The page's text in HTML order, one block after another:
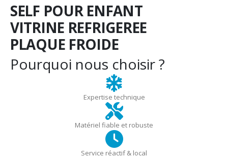
SELF POUR ENFANT
VITRINE REFRIGEREE
PLAQUE FROIDE
Pourquoi nous choisir ?
Expertise technique
Matériel fiable et robuste
Service réactif & local